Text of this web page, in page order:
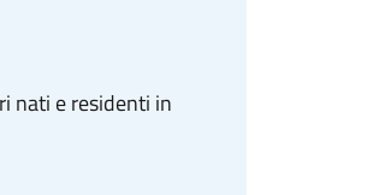
nati e residenti in